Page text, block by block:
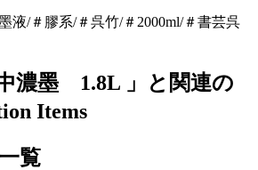
液/＃膠系/＃呉竹/＃2000ml/＃書芸呉
濃墨 1.8L 」と関連の
Items
覧